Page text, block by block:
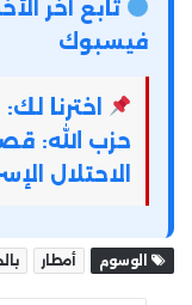
تابع آخر
فيسبوك
اخترنا لك:
الاحتلال
الوسوم أمطار